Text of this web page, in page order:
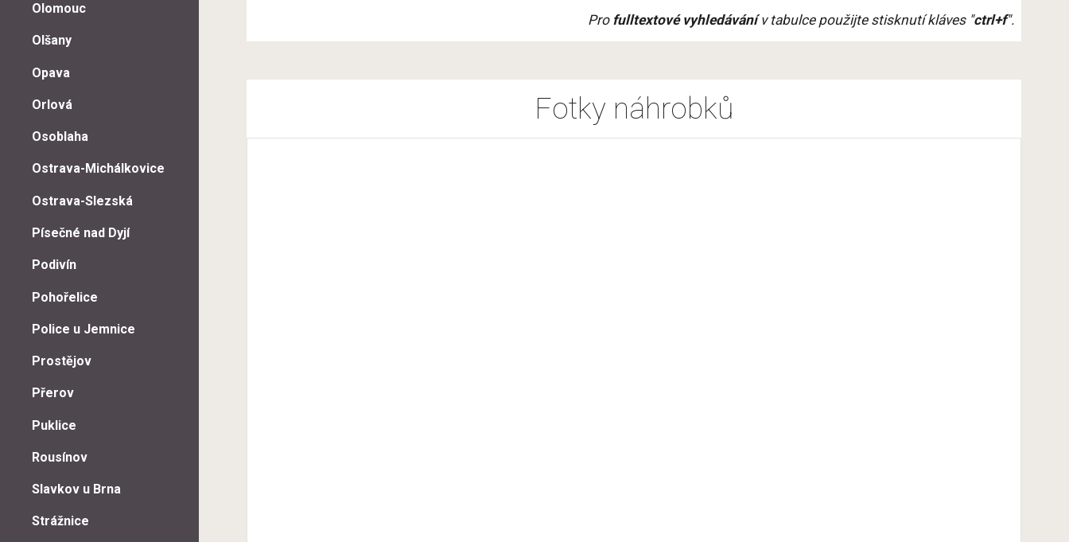
Olomouc
Olšany
Opava
Orlová
Osoblaha
Ostrava-Michálkovice
Ostrava-Slezská
Písečné nad Dyjí
Podivín
Pohořelice
Police u Jemnice
Prostějov
Přerov
Puklice
Rousínov
Slavkov u Brna
Strážnice
Pro fulltextové vyhledávání v tabulce použijte stisknutí kláves "ctrl+f".
Fotky náhrobků